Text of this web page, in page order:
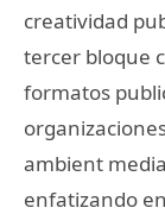
creatividad
tercer bloque
formatos
ambient
enfatizando